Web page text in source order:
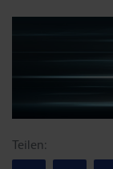
Teilen: